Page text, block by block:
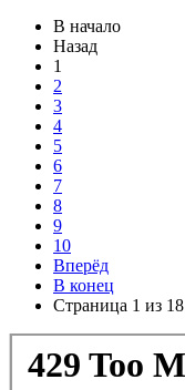
В начало
Назад
1
2
3
4
5
6
7
8
9
10
Вперёд
В конец
Страница 1 из 18